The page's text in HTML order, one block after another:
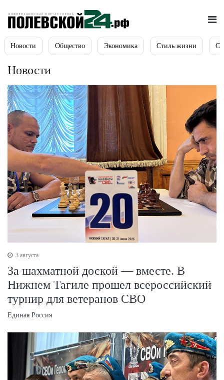
Новости Общество Экономика Стиль жизни
Новости
3 августа
За шахматной доской — вместе. В
Нижнем Тагиле прошел всероссийский
турнир для ветеранов СВО
Единая Россия